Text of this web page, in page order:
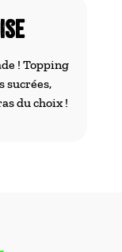
! Topping
sucrées,
du choix !